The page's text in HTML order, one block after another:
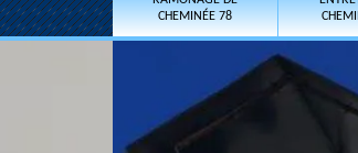
CHEMINÉE 78